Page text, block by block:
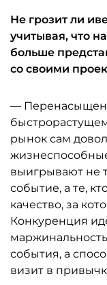
Не грозит ли
учитывая, что
больше
со своими
—
рынок сам
выигрывают не
событие, а те,
качество, за
Конкуренция
события, а
визит в